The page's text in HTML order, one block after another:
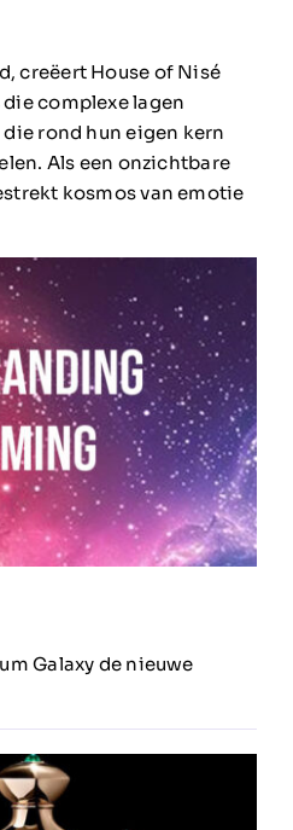
creëert House of Nisé
complexe lagen
rond hun eigen kern
Als een onzichtbare
kosmos van emotie
Galaxy de nieuwe